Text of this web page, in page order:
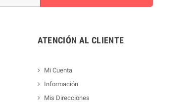
ATENCIÓN AL CLIENTE
Mi Cuenta
Información
Mis Direcciones